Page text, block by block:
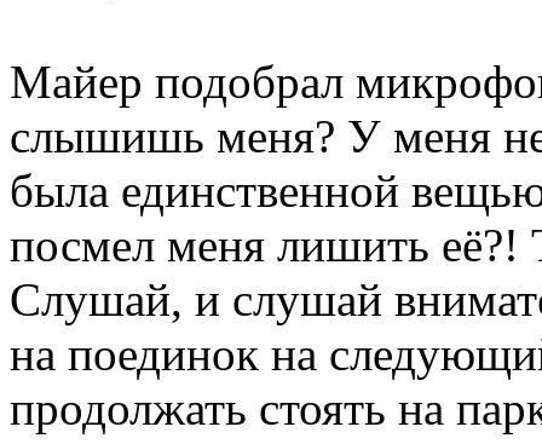
Майер подобрал
слышишь меня? У меня
была единственной
посмел меня лишить её?!
Слушай, и слушай
на поединок на
продолжать стоять на